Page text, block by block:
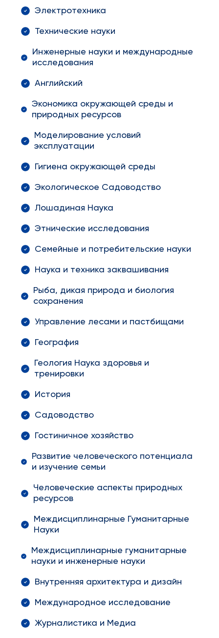
Электротехника
Технические науки
Инженерные науки и международные
исследования
Английский
Экономика окружающей среды и
природных ресурсов
Моделирование условий
эксплуатации
Гигиена окружающей среды
Экологическое Садоводство
Лошадиная Наука
Этнические исследования
Семейные и потребительские науки
Наука и техника заквашивания
Рыба, дикая природа и биология
сохранения
Управление лесами и пастбищами
География
Геология Наука здоровья и
тренировки
История
Садоводство
Гостиничное хозяйство
Развитие человеческого потенциала
и изучение семьи
Человеческие аспекты природных
ресурсов
Междисциплинарные Гуманитарные
Науки
Междисциплинарные гуманитарные
науки и инженерные науки
Внутренняя архитектура и дизайн
Международное исследование
Журналистика и Медиа